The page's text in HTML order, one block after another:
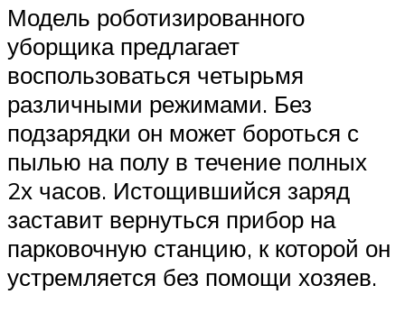
Модель роботизированного
уборщика предлагает
воспользоваться четырьмя
различными режимами. Без
подзарядки он может бороться с
пылью на полу в течение полных
2х часов. Истощившийся заряд
заставит вернуться прибор на
парковочную станцию, к которой он
устремляется без помощи хозяев.